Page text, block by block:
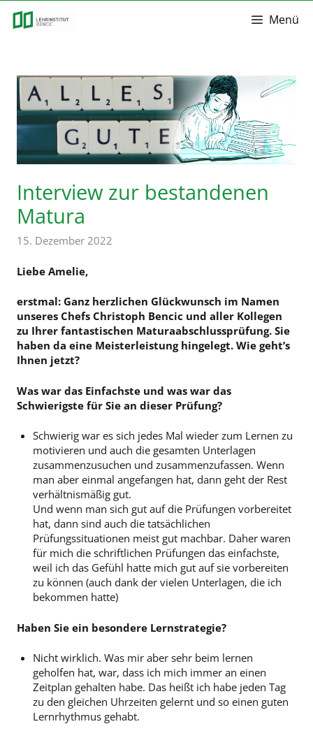
Inhalt
Menü
Interview zur bestandenen
Matura
15. Dezember 2022
Liebe Amelie,
erstmal: Ganz herzlichen Glückwunsch im Namen
unseres Chefs Christoph Bencic und aller Kollegen
zu Ihrer fantastischen Maturaabschlussprüfung. Sie
haben da eine Meisterleistung hingelegt. Wie geht’s
Ihnen jetzt?
Was war das Einfachste und was war das
Schwierigste für Sie an dieser Prüfung?
Schwierig war es sich jedes Mal wieder zum Lernen zu
motivieren und auch die gesamten Unterlagen
zusammenzusuchen und zusammenzufassen. Wenn
man aber einmal angefangen hat, dann geht der Rest
verhältnismäßig gut.
Und wenn man sich gut auf die Prüfungen vorbereitet
hat, dann sind auch die tatsächlichen
Prüfungssituationen meist gut machbar. Daher waren
für mich die schriftlichen Prüfungen das einfachste,
weil ich das Gefühl hatte mich gut auf sie vorbereiten
zu können (auch dank der vielen Unterlagen, die ich
bekommen hatte)
Haben Sie ein besondere Lernstrategie?
Nicht wirklich. Was mir aber sehr beim lernen
geholfen hat, war, dass ich mich immer an einen
Zeitplan gehalten habe. Das heißt ich habe jeden Tag
zu den gleichen Uhrzeiten gelernt und so einen guten
Lernrhythmus gehabt.